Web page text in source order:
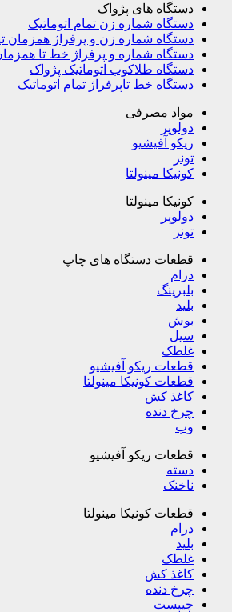
دستگاه های پژواک
دستگاه شماره زن تمام اتوماتیک
دستگاه شماره زن و پرفراژ همزمان
دستگاه شماره و پرفراژ خط تا
دستگاه طلاکوب اتوماتیک پژواک
دستگاه خط تاپرفراژ تمام اتوماتیک
مواد مصرفی
دولوپر
ریکو آفیشیو
تونر
کونیکا مینولتا
کونیکا مینولتا
دولوپر
تونر
قطعات دستگاه های چاپ
درام
بلبرینگ
بلید
بوش
سیل
غلطک
قطعات ریکو آفیشیو
قطعات کونیکا مینولتا
کاغذ کش
چرخ دنده
وب
قطعات ریکو آفیشیو
دسته
ناخنک
قطعات کونیکا مینولتا
درام
بلید
غلطک
کاغذ کش
چرخ دنده
چیپست